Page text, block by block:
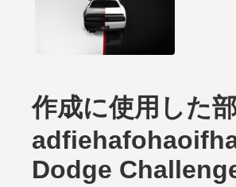
作成に使用した
Dodge